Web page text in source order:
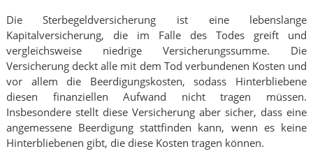
Die Sterbegeldversicherung ist eine lebenslange
Kapitalversicherung, die im Falle des Todes greift und
vergleichsweise niedrige Versicherungssumme. Die
Versicherung deckt alle mit dem Tod verbundenen Kosten und
vor allem die Beerdigungskosten, sodass Hinterbliebene
diesen finanziellen Aufwand nicht tragen müssen.
Insbesondere stellt diese Versicherung aber sicher, dass eine
angemessene Beerdigung stattfinden kann, wenn es keine
Hinterbliebenen gibt, die diese Kosten tragen können.